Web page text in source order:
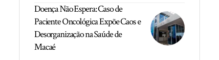
Doença Não Espera: Caso de
Paciente Oncológica Expõe Caos e
Desorganização na Saúde de
Macaé